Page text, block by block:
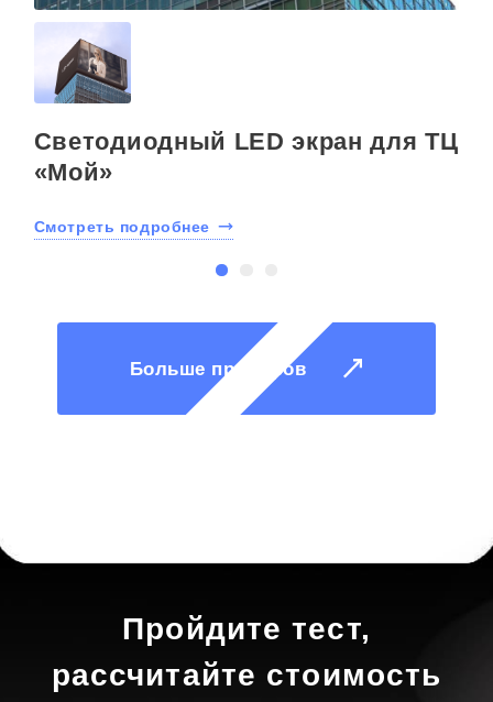
Светодиодный LED экран для ТЦ
«Мой»
Смотреть подробнее
Больше примеров
Пройдите тест,
рассчитайте стоимость